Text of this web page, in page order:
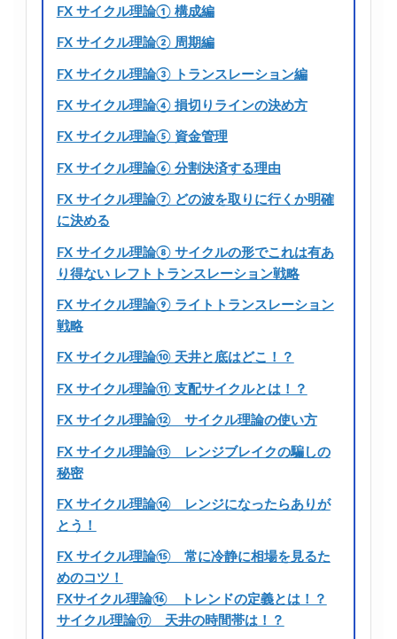
FX サイクル理論① 構成編
FX サイクル理論② 周期編
FX サイクル理論③ トランスレーション編
FX サイクル理論④ 損切りラインの決め方
FX サイクル理論⑤ 資金管理
FX サイクル理論⑥ 分割決済する理由
FX サイクル理論⑦ どの波を取りに行くか明確
に決める
FX サイクル理論⑧ サイクルの形でこれは有あ
り得ない レフトトランスレーション戦略
FX サイクル理論⑨ ライトトランスレーション
戦略
FX サイクル理論⑩ 天井と底はどこ！？
FX サイクル理論⑪ 支配サイクルとは！？
FX サイクル理論⑫ サイクル理論の使い方
FX サイクル理論⑬ レンジブレイクの騙しの
秘密
FX サイクル理論⑭ レンジになったらありが
とう！
FX サイクル理論⑮ 常に冷静に相場を見るた
めのコツ！
FXサイクル理論⑯ トレンドの定義とは！？
サイクル理論⑰ 天井の時間帯は！？